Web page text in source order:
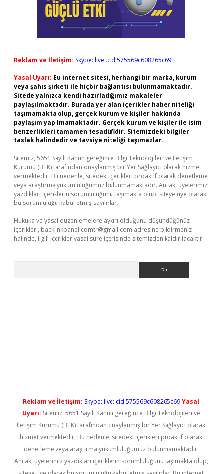
Reklam ve İletişim: Skype: live:.cid.575569c608265c69
Yasal Uyarı: Bu internet sitesi, herhangi bir marka, kurum
veya şahıs şirketi ile hiçbir bağlantısı bulunmamaktadır.
Sitede yalnızca kendi hazırladığımız makaleler
paylaşılmaktadır. Burada yer alan içerikler haber niteliği
taşımamakta olup, gerçek kurum ve kişiler hakkında
paylaşım yapılmamaktadır. Gerçek kurum ve kişiler ile isim
benzerlikleri tamamen tesadüfidir. Sitemizdeki bilgiler
taslak halindedir ve tavsiye niteliği taşımazlar.
Sitemiz, 5651 Sayılı Kanun gereğince Bilgi Teknolojileri ve İletişim
Kurumu (BTK) tarafından onaylanmış bir Yer Sağlayıcı olarak hizmet
vermektedir. Bu nedenle, sitedeki içerikleri proaktif olarak denetleme
veya araştırma yükümlülüğümüz bulunmamaktadır. Ancak, üyelerimiz
yazdıkları içeriklerin sorumluluğunu taşımakta olup, siteye üye olarak
bu sorumluluğu kabul etmiş sayılırlar.
Hukuka ve yasal düzenlemelere aykırı olduğunu düşündüğünüz
içerikleri, backlinkpanelicomtr@gmail.com adresine bildirmeniz
halinde, ilgili içerikler yasal süre içerisinde sitemizden kaldırılacaktır.
Reklam ve İletişim: Skype: live:.cid.575569c608265c69Yasal
Uyarı: Sitemiz, 5651 Sayılı Kanun gereğince Bilgi Teknolojileri ve
İletişim Kurumu (BTK) tarafından onaylanmış bir Yer Sağlayıcı olarak
hizmet vermektedir. Bu nedenle, sitedeki içerikleri proaktif olarak
denetleme veya araştırma yükümlülüğümüz bulunmamaktadır.
Ancak, üyelerimiz yazdıkları içeriklerin sorumluluğunu taşımakta olup,